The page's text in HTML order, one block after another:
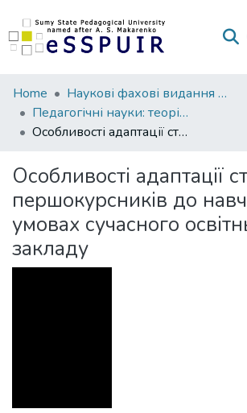
Communities
&
Collections
Statistics
Home
Наукові фахові видання СумДПУ
Педагогічні науки: теорія, історія, інноваційні технології
Особливості адаптації студентів-першокурсників до навчання в умовах сучасного освітнього закладу
Особливості адаптації
першокурсників до
умовах сучасного
закладу